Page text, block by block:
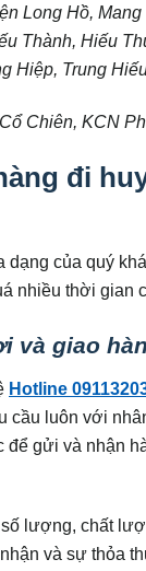
Long Hồ,
Thành, Hiếu
Hiệp, Trung
Chiên, KCN
đi
dạng của quý
nhiều thời gian
và giao
Hotline
cầu luôn với
để gửi và nhận
lượng, chất
và sự thỏa